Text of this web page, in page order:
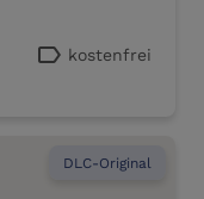
label kostenfrei
DLC-Original